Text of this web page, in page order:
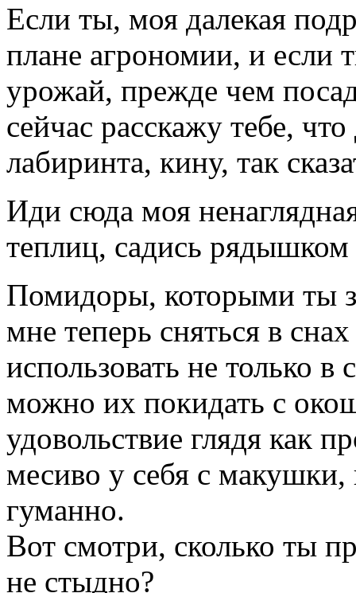
Если ты, моя далекая
плане агрономии, и если
урожай, прежде чем
сейчас расскажу тебе,
лабиринта, кину, так
Иди сюда моя
теплиц, садись
Помидоры, которыми ты
мне теперь сняться в
использовать не только
можно их покидать с
удовольствие глядя как
месиво у себя с
гуманно.
Вот смотри, сколько ты
не стыдно?